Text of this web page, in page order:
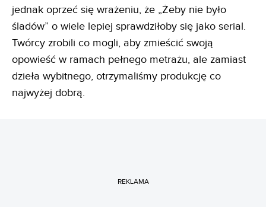
jednak oprzeć się wrażeniu, że „Żeby nie było
śladów” o wiele lepiej sprawdziłoby się jako serial.
Twórcy zrobili co mogli, aby zmieścić swoją
opowieść w ramach pełnego metrażu, ale zamiast
dzieła wybitnego, otrzymaliśmy produkcję co
najwyżej dobrą.
REKLAMA